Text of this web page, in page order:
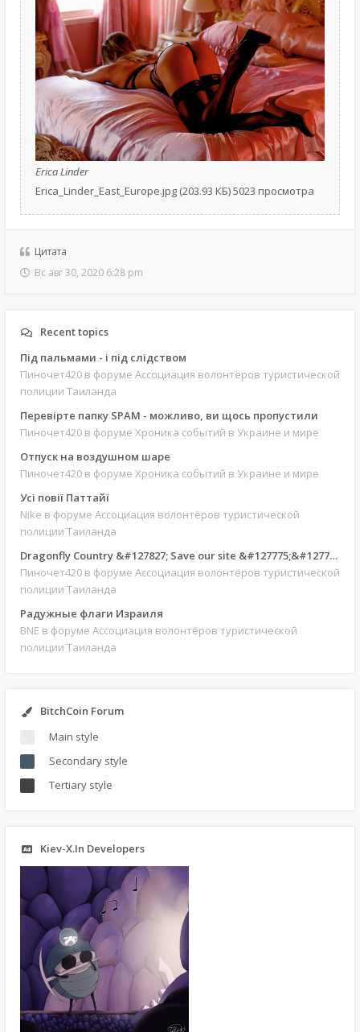
Erica Linder
Erica_Linder_East_Europe.jpg (203.93 КБ) 5023 просмотра
Цитата
Вс авг 30, 2020 6:28 pm
Recent topics
Під пальмами - і під слідством
Пиночет420 в форуме Ассоциация волонтёров туристической
полиции Таиланда
Перевірте папку SPAM - можливо, ви щось пропустили
Пиночет420 в форуме Хроника событий в Украине и мире
Отпуск на воздушном шаре
Пиночет420 в форуме Хроника событий в Украине и мире
Усі повії Паттайї
Nike в форуме Ассоциация волонтёров туристической
полиции Таиланда
Dragonfly Country &#127827; Save our site &#127775;&#127769;
Пиночет420 в форуме Ассоциация волонтёров туристической
полиции Таиланда
Радужные флаги Израиля
BNE в форуме Ассоциация волонтёров туристической
полиции Таиланда
BitchCoin Forum
Main style
Secondary style
Tertiary style
Kiev-X.In Developers